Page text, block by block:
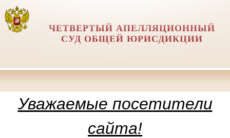
ЧЕТВЕРТЫЙ АПЕЛЛЯЦИОННЫЙ
СУД ОБЩЕЙ ЮРИСДИКЦИИ
Уважаемые посетители
сайта!